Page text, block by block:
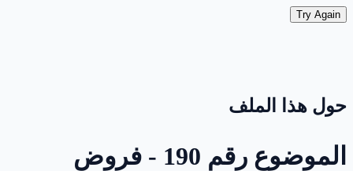
Try Again
حول هذا الملف
الموضوع رقم 190 - فروض